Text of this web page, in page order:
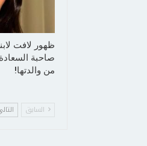
ظهور لافت
صاحبة
من والدتها!
السابق